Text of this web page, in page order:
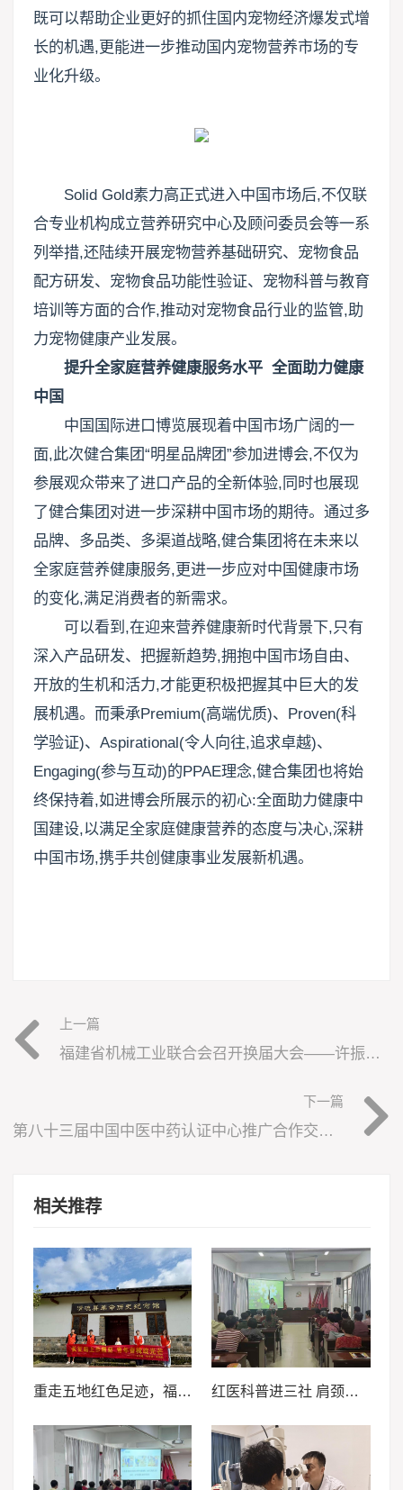
既可以帮助企业更好的抓住国内宠物经济爆发式增
长的机遇,更能进一步推动国内宠物营养市场的专
业化升级。
Solid Gold素力高正式进入中国市场后,不仅联
合专业机构成立营养研究中心及顾问委员会等一系
列举措,还陆续开展宠物营养基础研究、宠物食品
配方研发、宠物食品功能性验证、宠物科普与教育
培训等方面的合作,推动对宠物食品行业的监管,助
力宠物健康产业发展。
提升全家庭营养健康服务水平 全面助力健康
中国
中国国际进口博览展现着中国市场广阔的一
面,此次健合集团“明星品牌团”参加进博会,不仅为
参展观众带来了进口产品的全新体验,同时也展现
了健合集团对进一步深耕中国市场的期待。通过多
品牌、多品类、多渠道战略,健合集团将在未来以
全家庭营养健康服务,更进一步应对中国健康市场
的变化,满足消费者的新需求。
可以看到,在迎来营养健康新时代背景下,只有
深入产品研发、把握新趋势,拥抱中国市场自由、
开放的生机和活力,才能更积极把握其中巨大的发
展机遇。而秉承Premium(高端优质)、Proven(科
学验证)、Aspirational(令人向往,追求卓越)、
Engaging(参与互动)的PPAE理念,健合集团也将始
终保持着,如进博会所展示的初心:全面助力健康中
国建设,以满足全家庭健康营养的态度与决心,深耕
中国市场,携手共创健康事业发展新机遇。
上一篇
福建省机械工业联合会召开换届大会——许振明李亨佞高票当选会长
下一篇
第八十三届中国中医中药认证中心推广合作交流会在福建漳州成功举办
相关推荐
重走五地红色足迹，福外学子以脚步赓续长征精神 红医科普进三社 肩颈养护暖乡邻 ——厦门医学院“红医科普行·肩颈护安康”实践队走进三社村